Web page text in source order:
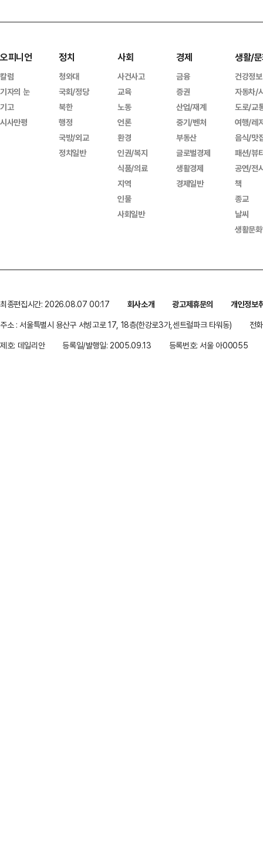
오피니언
칼럼
기자의 눈
기고
시사만평
정치
청와대
국회/정당
북한
행정
국방/외교
정치일반
사회
사건사고
교육
노동
언론
환경
인권/복지
식품/의료
지역
인물
사회일반
경제
금융
증권
산업/재계
중기/벤처
부동산
글로벌경제
생활경제
경제일반
생활/
건강정보
자동차/
도로/교
여행/레
음식/맛
패션/뷰
공연/전
책
종교
날씨
생활문
최종편집시간: 2026.08.07 00:17 회사소개 광고제휴문의
개인정보
주소 : 서울특별시 용산구 서빙고로 17, 18층(한강로3가,센트럴파크 타워동)
전
제호: 데일리안
등록일/발행일: 2005.09.13 등록번호: 서울 아00055